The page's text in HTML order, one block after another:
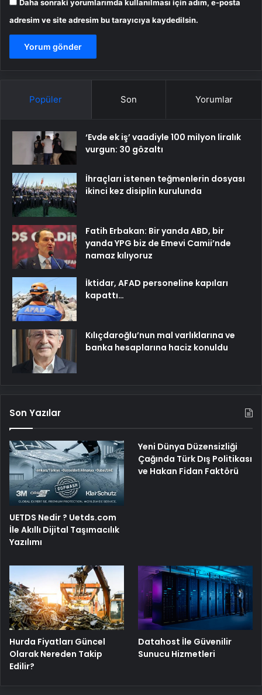
Daha sonraki yorumlarımda kullanılması için adım, e-posta
adresim ve site adresim bu tarayıcıya kaydedilsin.
Popüler Son Yorumlar
‘Evde ek iş’ vaadiyle 100 milyon liralık
vurgun: 30 gözaltı
İhraçları istenen teğmenlerin dosyası
ikinci kez disiplin kurulunda
Fatih Erbakan: Bir yanda ABD, bir
yanda YPG biz de Emevi Camii’nde
namaz kılıyoruz
İktidar, AFAD personeline kapıları
kapattı…
Kılıçdaroğlu’nun mal varlıklarına ve
banka hesaplarına haciz konuldu
Son Yazılar
UETDS Nedir ? Uetds.com
İle Akıllı Dijital Taşımacılık
Yazılımı
Yeni Dünya Düzensizliği
Çağında Türk Dış Politikası
ve Hakan Fidan Faktörü
Hurda Fiyatları Güncel
Olarak Nereden Takip
Edilir?
Datahost İle Güvenilir
Sunucu Hizmetleri